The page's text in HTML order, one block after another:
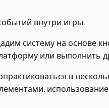
внутри игры.
систему на основе
или выполнить
в
использование